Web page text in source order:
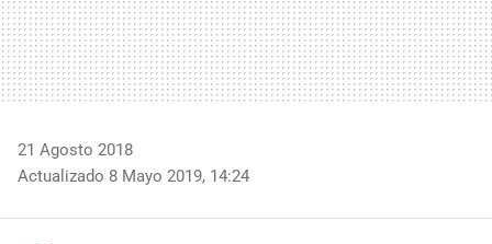
21 Agosto 2018
Actualizado 8 Mayo 2019, 14:24